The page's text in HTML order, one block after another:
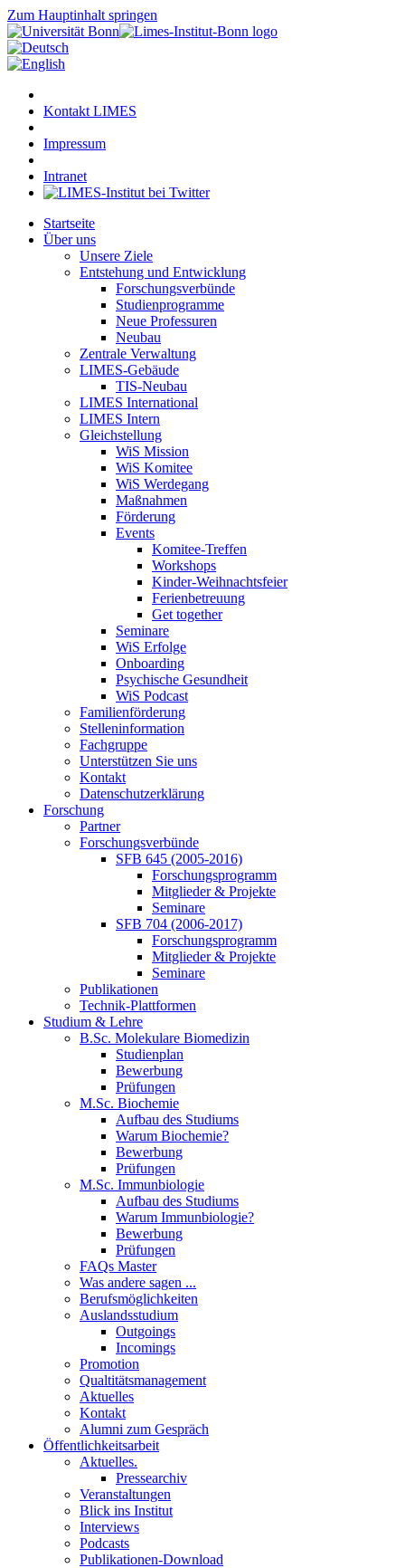
Zum Hauptinhalt springen
Kontakt LIMES
Impressum
Intranet
Startseite
Über uns
Unsere Ziele
Entstehung und Entwicklung
Forschungsverbünde
Studienprogramme
Neue Professuren
Neubau
Zentrale Verwaltung
LIMES-Gebäude
TIS-Neubau
LIMES International
LIMES Intern
Gleichstellung
WiS Mission
WiS Komitee
WiS Werdegang
Maßnahmen
Förderung
Events
Komitee-Treffen
Workshops
Kinder-Weihnachtsfeier
Ferienbetreuung
Get together
Seminare
WiS Erfolge
Onboarding
Psychische Gesundheit
WiS Podcast
Familienförderung
Stelleninformation
Fachgruppe
Unterstützen Sie uns
Kontakt
Datenschutzerklärung
Forschung
Partner
Forschungsverbünde
SFB 645 (2005-2016)
Forschungsprogramm
Mitglieder & Projekte
Seminare
SFB 704 (2006-2017)
Forschungsprogramm
Mitglieder & Projekte
Seminare
Publikationen
Technik-Plattformen
Studium & Lehre
B.Sc. Molekulare Biomedizin
Studienplan
Bewerbung
Prüfungen
M.Sc. Biochemie
Aufbau des Studiums
Warum Biochemie?
Bewerbung
Prüfungen
M.Sc. Immunbiologie
Aufbau des Studiums
Warum Immunbiologie?
Bewerbung
Prüfungen
FAQs Master
Was andere sagen ...
Berufsmöglichkeiten
Auslandsstudium
Outgoings
Incomings
Promotion
Qualtitätsmanagement
Aktuelles
Kontakt
Alumni zum Gespräch
Öffentlichkeitsarbeit
Aktuelles.
Pressearchiv
Veranstaltungen
Blick ins Institut
Interviews
Podcasts
Publikationen-Download